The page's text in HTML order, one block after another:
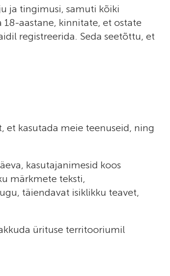
ja tingimusi, samuti kõiki
aastane, kinnitate, et ostate
registreerida. Seda seetõttu, et
kasutada meie teenuseid, ning
kasutajanimesid koos
märkmete teksti,
täiendavat isiklikku teavet,
ürituse territooriumil